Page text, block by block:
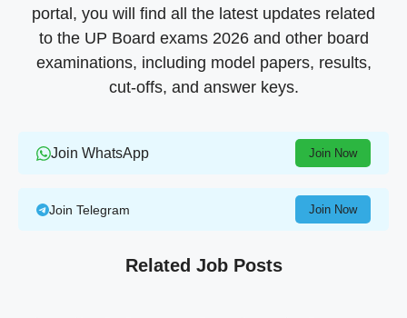
portal, you will find all the latest updates related
to the UP Board exams 2026 and other board
examinations, including model papers, results,
cut-offs, and answer keys.
Join WhatsApp Join Now
Join Telegram Join Now
Related Job Posts